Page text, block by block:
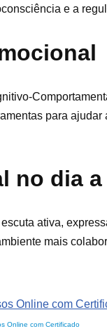
e a
para
no dia
ativa,
mais
Online com Certificado